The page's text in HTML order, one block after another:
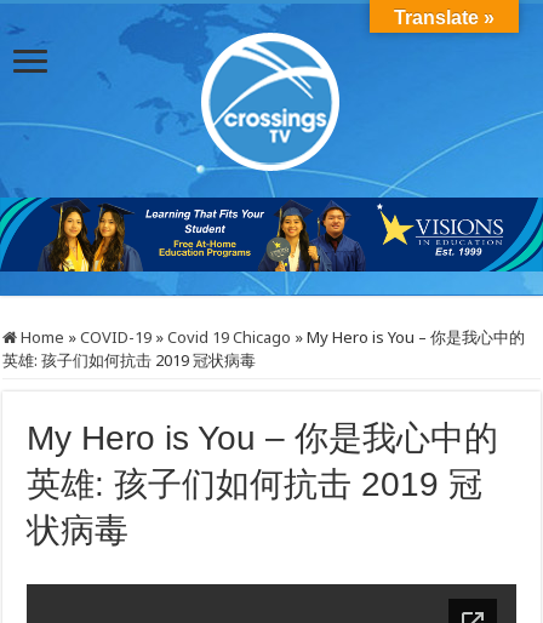
Home »COVID-19 »Covid 19 Chicago »My Hero is You – 你是我心中的
英雄: 孩子们如何抗击 2019 冠状病毒
My Hero is You – 你是我心中的
英雄: 孩子们如何抗击 2019 冠
状病毒
Translate »